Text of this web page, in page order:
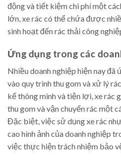
động và tiết kiệm chi phí một
lớn, xe rác có thể chứa được
sinh hoạt đến rác thải công
Ứng dụng trong các
Nhiều doanh nghiệp hiện nay đã
vào quy trình thu gom và xử lý
kế thông minh và tiện lợi, xe rác
thu gom và vận chuyển rác một
Đặc biệt, việc sử dụng xe rác
cao hình ảnh của doanh nghiệp
việc thực hiện trách nhiệm bảo